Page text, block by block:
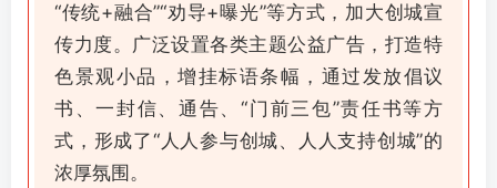
“传统+融合”“劝导+曝光”等方式，加大创城宣
传力度。广泛设置各类主题公益广告，打造特
色景观小品，增挂标语条幅，通过发放倡议
书、一封信、通告、“门前三包”责任书等方
式，形成了“人人参与创城、人人支持创城”的
浓厚氛围。